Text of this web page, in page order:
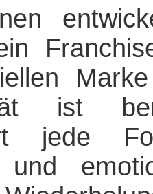
ist
jede
und